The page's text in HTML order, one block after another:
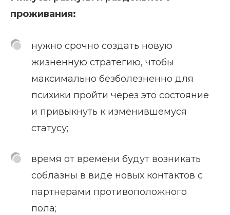
проживания:
нужно срочно создать новую
жизненную стратегию, чтобы
максимально безболезненно для
психики пройти через это состояние
и привыкнуть к изменившемуся
статусу;
время от времени будут возникать
соблазны в виде новых контактов с
партнерами противоположного
пола;